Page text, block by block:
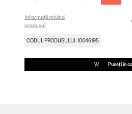
Informații privind
produsul
CODUL PRODUSULUI: 10046195
Puneți în